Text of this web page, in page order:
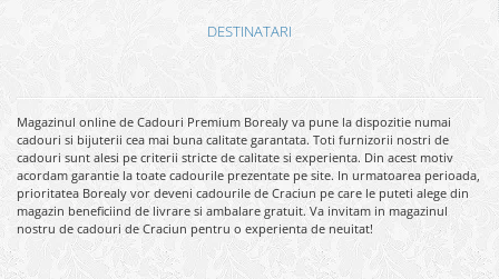
DESTINATARI
Magazinul online de Cadouri Premium Borealy va pune la dispozitie numai
cadouri si bijuterii cea mai buna calitate garantata. Toti furnizorii nostri de
cadouri sunt alesi pe criterii stricte de calitate si experienta. Din acest motiv
acordam garantie la toate cadourile prezentate pe site. In urmatoarea perioada,
prioritatea Borealy vor deveni cadourile de Craciun pe care le puteti alege din
magazin beneficiind de livrare si ambalare gratuit. Va invitam in magazinul
nostru de cadouri de Craciun pentru o experienta de neuitat!